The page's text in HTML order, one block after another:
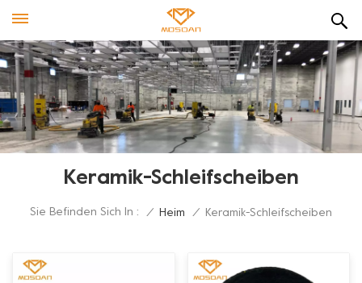
Keramik-Schleifscheiben
Sie Befinden Sich In : / Heim / Keramik-Schleifscheiben